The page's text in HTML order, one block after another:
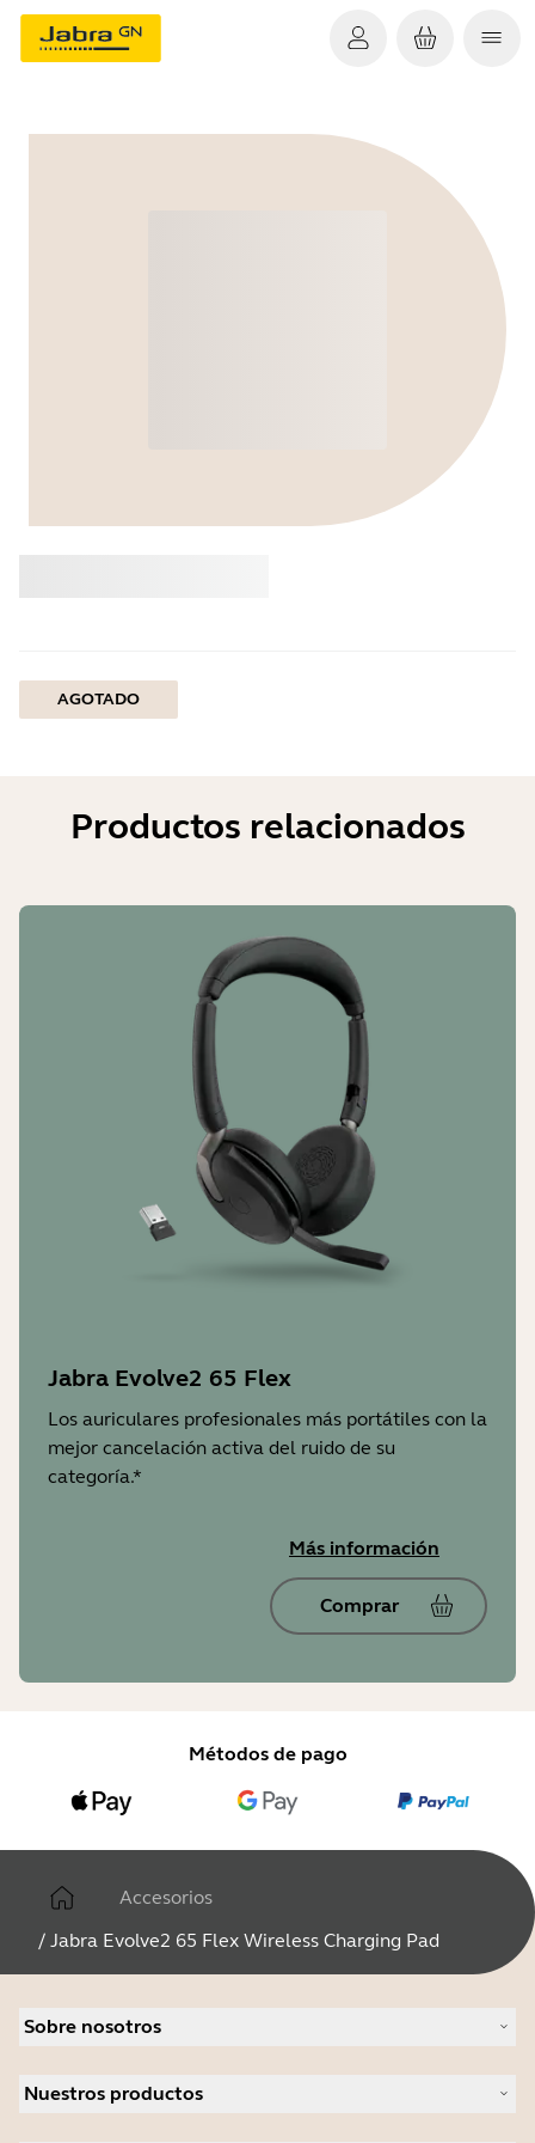
AGOTADO
Productos relacionados
Jabra Evolve2 65 Flex
Los auriculares profesionales más portátiles con la
mejor cancelación activa del ruido de su
categoría.*
Más información
Comprar
Métodos de pago
Accesorios
/ Jabra Evolve2 65 Flex Wireless Charging Pad
Sobre nosotros
Carreras profesionales
Nuestros productos